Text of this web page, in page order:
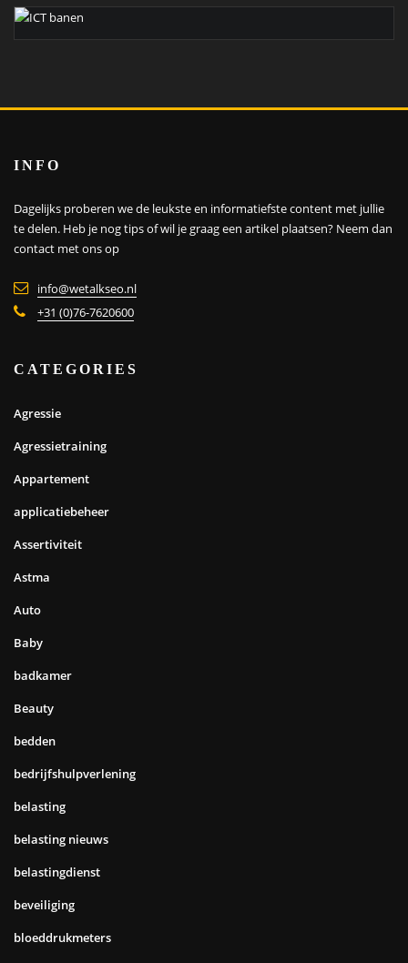
INFO
Dagelijks proberen we de leukste en informatiefste content met jullie
te delen. Heb je nog tips of wil je graag een artikel plaatsen? Neem dan
contact met ons op
info@wetalkseo.nl
+31 (0)76-7620600
CATEGORIES
Agressie
Agressietraining
Appartement
applicatiebeheer
Assertiviteit
Astma
Auto
Baby
badkamer
Beauty
bedden
bedrijfshulpverlening
belasting
belasting nieuws
belastingdienst
beveiliging
bloeddrukmeters